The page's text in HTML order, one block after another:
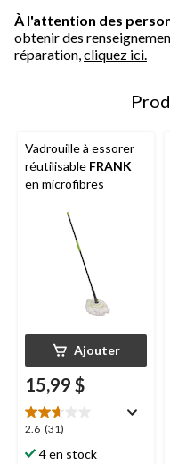
À l'attention des
obtenir des
réparation,cliquez ici.
Vadrouille à essorer
réutilisable FRANK
en microfibres
Ajouter
15,99 $
2.6 (31)
2.6
étoile(s)
4 en stock